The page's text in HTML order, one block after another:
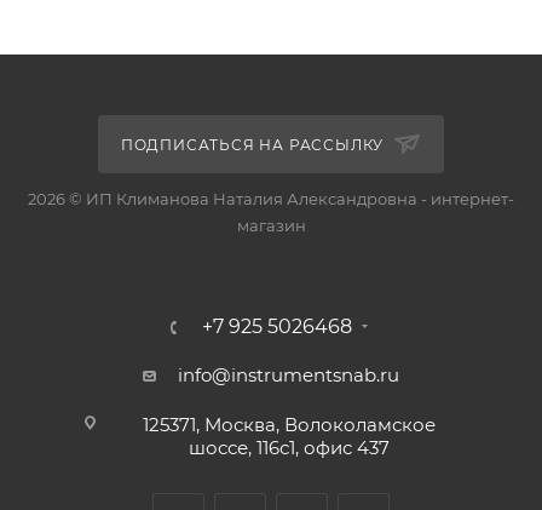
ПОДПИСАТЬСЯ НА РАССЫЛКУ
2026 © ИП Климанова Наталия Александровна - интернет-
магазин
+7 925 5026468
info@instrumentsnab.ru
125371, Москва, Волоколамское
шоссе, 116с1, офис 437